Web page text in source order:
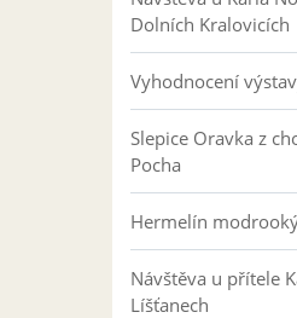
Dolních Kralovicích
Vyhodnocení
Slepice Oravka z
Pocha
Hermelín
Návštěva u přítele
Líšťanech